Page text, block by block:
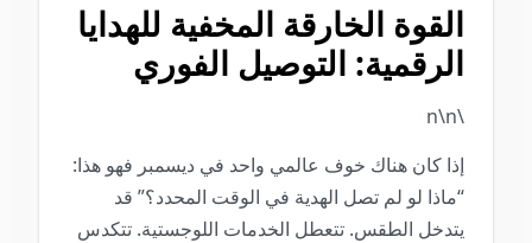
القوة الخارقة المخفية للهدايا
الرقمية: التوصيل الفوري
إذا كان هناك خوف عالمي واحد في ديسمبر فهو هذا:
“ماذا لو لم تصل الهدية في الوقت المحدد؟” قد
يتدخل الطقس. تتعطل الخدمات اللوجستية. تتكدس